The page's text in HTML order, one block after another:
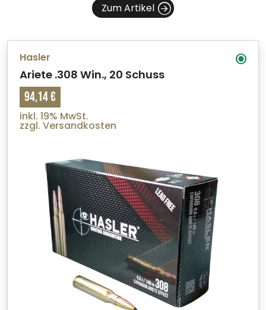
Zum Artikel
Hasler
Ariete .308 Win., 20 Schuss
94,14 €
inkl. 19% MwSt.
zzgl. Versandkosten